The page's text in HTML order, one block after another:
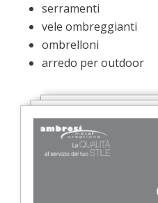
serramenti
vele ombreggianti
ombrelloni
arredo per outdoor